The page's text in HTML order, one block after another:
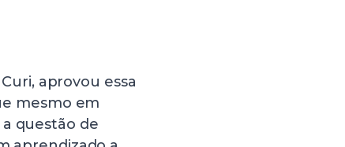
aprovou essa
mesmo em
questão de